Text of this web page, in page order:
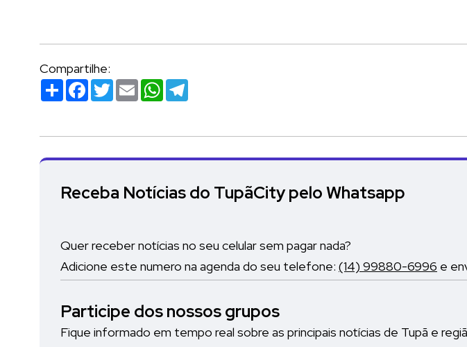
Compartilhe:
Compartilhar
Facebook
TwitterEmailWhatsApp
Receba Notícias do TupãCity pelo Whatsapp
Quer receber notícias no seu celular sem pagar nada?
Adicione este numero na agenda do seu telefone: (14) 99880-6996 e
Participe dos nossos grupos
Fique informado em tempo real sobre as principais notícias de Tupã e